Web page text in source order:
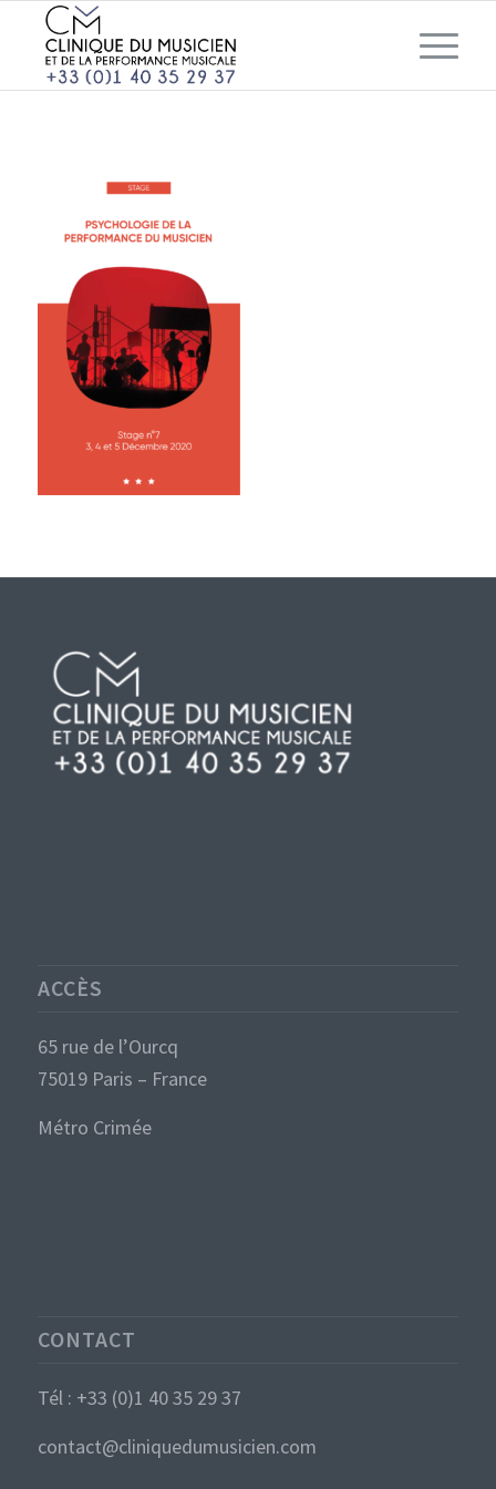
ACCÈS
65 rue de l’Ourcq
75019 Paris – France
Métro Crimée
CONTACT
Tél : +33 (0)1 40 35 29 37
contact@cliniquedumusicien.com